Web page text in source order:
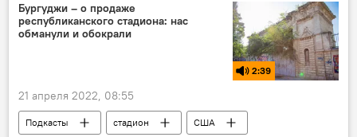
Бургуджи – о продаже
республиканского стадиона: нас
обманули и обокрали
2:39
21 апреля 2022, 08:55
Подкасты стадион
США